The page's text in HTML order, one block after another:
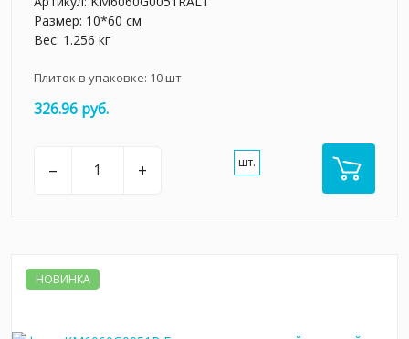
Размер: 10*60 см
Вес: 1.256 кг
Плиток в упаковке: 10шт
326.96 руб.
– + шт.
НОВИНКА